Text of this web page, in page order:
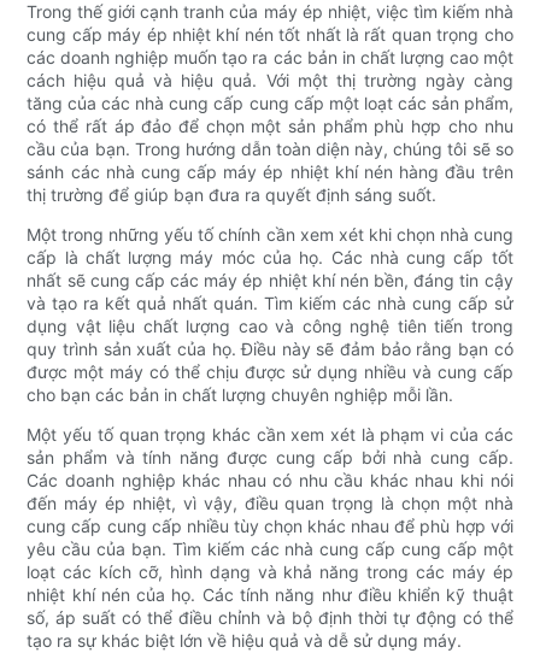
Trong thế giới cạnh tranh của máy ép nhiệt, việc tìm kiếm nhà
cung cấp máy ép nhiệt khí nén tốt nhất là rất quan trọng cho
các doanh nghiệp muốn tạo ra các bản in chất lượng cao một
cách hiệu quả và hiệu quả. Với một thị trường ngày càng
tăng của các nhà cung cấp cung cấp một loạt các sản phẩm,
có thể rất áp đảo để chọn một sản phẩm phù hợp cho nhu
cầu của bạn. Trong hướng dẫn toàn diện này, chúng tôi sẽ so
sánh các nhà cung cấp máy ép nhiệt khí nén hàng đầu trên
thị trường để giúp bạn đưa ra quyết định sáng suốt.
Một trong những yếu tố chính cần xem xét khi chọn nhà cung
cấp là chất lượng máy móc của họ. Các nhà cung cấp tốt
nhất sẽ cung cấp các máy ép nhiệt khí nén bền, đáng tin cậy
và tạo ra kết quả nhất quán. Tìm kiếm các nhà cung cấp sử
dụng vật liệu chất lượng cao và công nghệ tiên tiến trong
quy trình sản xuất của họ. Điều này sẽ đảm bảo rằng bạn có
được một máy có thể chịu được sử dụng nhiều và cung cấp
cho bạn các bản in chất lượng chuyên nghiệp mỗi lần.
Một yếu tố quan trọng khác cần xem xét là phạm vi của các
sản phẩm và tính năng được cung cấp bởi nhà cung cấp.
Các doanh nghiệp khác nhau có nhu cầu khác nhau khi nói
đến máy ép nhiệt, vì vậy, điều quan trọng là chọn một nhà
cung cấp cung cấp nhiều tùy chọn khác nhau để phù hợp với
yêu cầu của bạn. Tìm kiếm các nhà cung cấp cung cấp một
loạt các kích cỡ, hình dạng và khả năng trong các máy ép
nhiệt khí nén của họ. Các tính năng như điều khiển kỹ thuật
số, áp suất có thể điều chỉnh và bộ định thời tự động có thể
tạo ra sự khác biệt lớn về hiệu quả và dễ sử dụng máy.